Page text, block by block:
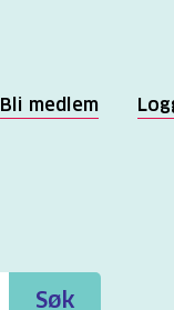
Bli medlem
Søk